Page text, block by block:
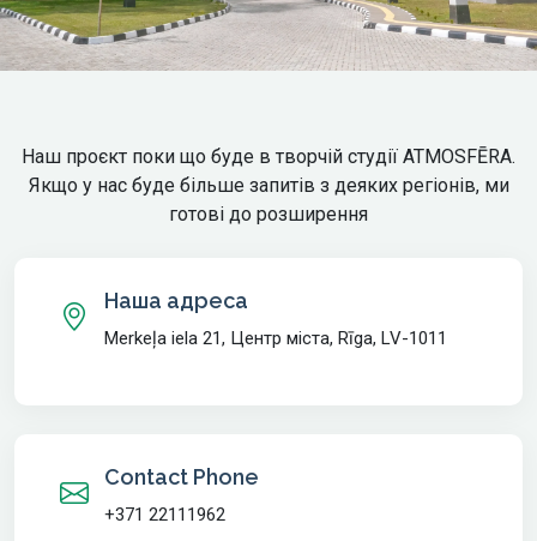
Наш проєкт поки що буде в творчій студії ATMOSFĒRA.
Якщо у нас буде більше запитів з деяких регіонів, ми
готові до розширення
Наша адреса
Merkeļa iela 21, Центр міста, Rīga, LV-1011
Contact Phone
+371 22111962